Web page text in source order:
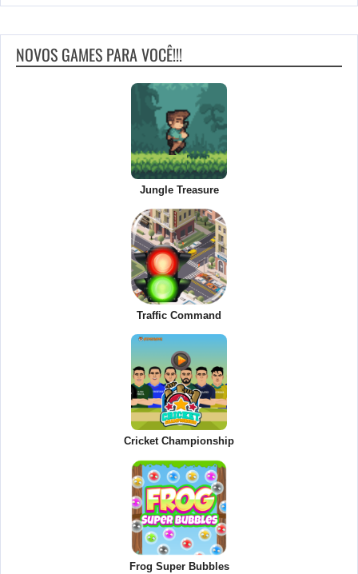
NOVOS GAMES PARA VOCÊ!!!
Jungle Treasure
Traffic Command
Cricket Championship
Frog Super Bubbles